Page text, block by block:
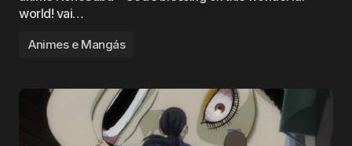
world! vai…
Animes e Mangás